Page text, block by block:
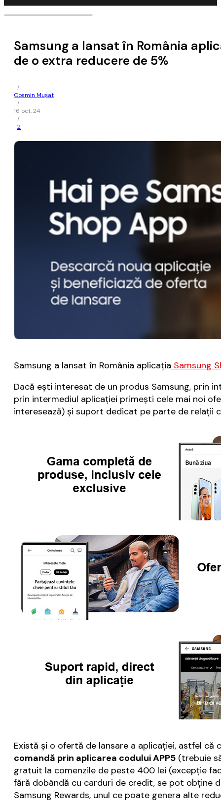
Samsung a lansat în România
de o extra reducere de 5%
/
Cosmin Mușat
/
16 oct. 24
/
2
Samsung a lansat în România aplicaţia Samsung
Dacă eşti interesat de un produs Samsung, prin
prin intermediul aplicaţiei primeşti cele mai noi
interesează) şi suport dedicat pe parte de relaţii
Există şi o ofertă de lansare a aplicaţiei, astfel
comandă prin aplicarea codului APP5 (trebuie
gratuit la comenzile de peste 400 lei (excepţie
fără dobândă cu carduri de credit, se pot obţine
Samsung Rewards, unul ce poate genera alte